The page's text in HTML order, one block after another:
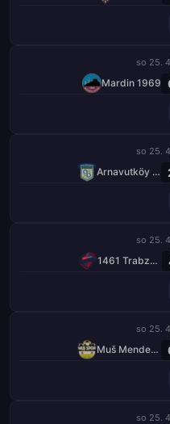
so 25. 4.
Mardin 1969
so 25. 4.
Arnavutköy Belediyespor
so 25. 4.
1461 Trabzon FK
so 25. 4.
Muš Menderespor
so 25. 4.